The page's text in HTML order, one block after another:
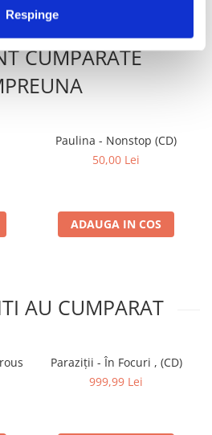
Respinge
CUMPARATE
Paulina - Nonstop (CD)
50,00 Lei
ADAUGA IN COS
AU CUMPARAT
Paraziții - În Focuri , (CD)
999,99 Lei